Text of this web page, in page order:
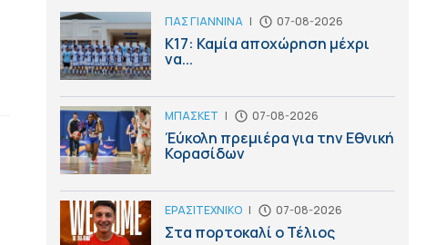
ΠΑΣ ΓΙΑΝΝΙΝΑ | 07-08-2026
Κ17: Καμία αποχώρηση μέχρι
να...
ΜΠΑΣΚΕΤ | 07-08-2026
Έύκολη πρεμιέρα για την Εθνική
Κορασίδων
ΕΡΑΣΙΤΕΧΝΙΚΟ | 07-08-2026
Στα πορτοκαλί ο Τέλιος